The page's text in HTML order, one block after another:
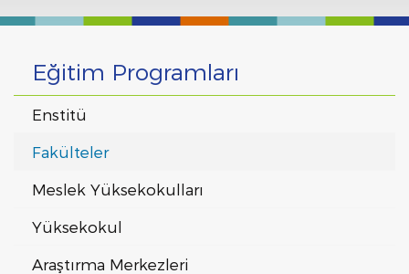
Eğitim Programları
Enstitü
Fakülteler
Meslek Yüksekokulları
Yüksekokul
Araştırma Merkezleri